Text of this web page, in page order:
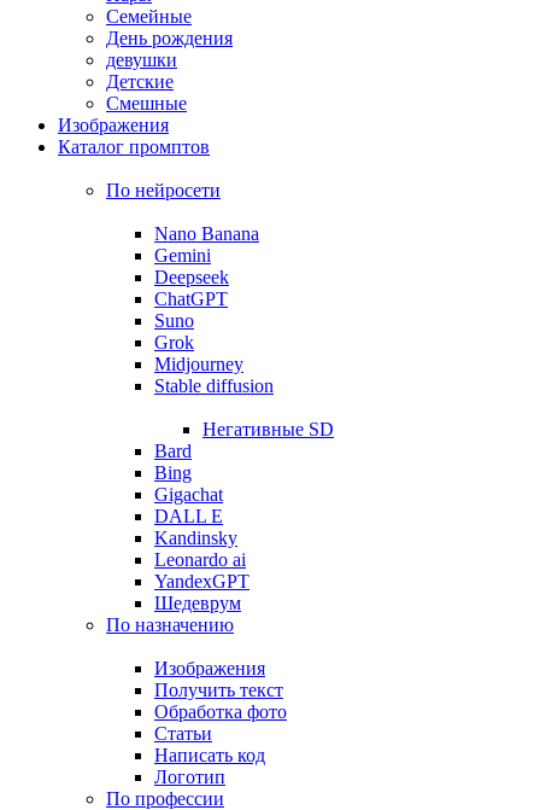
Семейные
День рождения
девушки
Детские
Смешные
Изображения
Каталог промптов
По нейросети
Nano Banana
Gemini
Deepseek
ChatGPT
Suno
Grok
Midjourney
Stable diffusion
Негативные SD
Bard
Bing
Gigachat
DALL E
Kandinsky
Leonardo ai
YandexGPT
Шедеврум
По назначению
Изображения
Получить текст
Обработка фото
Статьи
Написать код
Логотип
По профессии